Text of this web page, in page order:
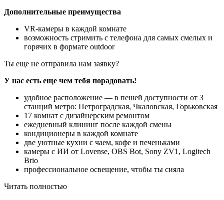
Дополнительные преимущества
VR-камеры в каждой комнате
возможность стримить с телефона для самых смелых и
горячих в формате outdoor
Ты еще не отправила нам заявку?
У нас есть еще чем тебя порадовать!
удобное расположение — в пешей доступности от 3
станций метро: Петроградская, Чкаловская, Горьковская
17 комнат с дизайнерским ремонтом
ежедневный клининг после каждой смены
кондиционеры в каждой комнате
две уютные кухни с чаем, кофе и печеньками
камеры с ИИ от Lovense, OBS Bot, Sony ZV1, Logitech
Brio
профессиональное освещение, чтобы ты сияла
Читать полностью